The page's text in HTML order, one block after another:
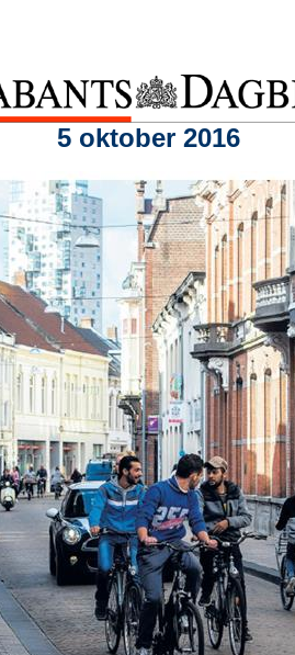
5 oktober 2016